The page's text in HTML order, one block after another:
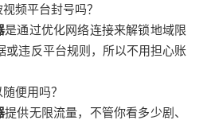
频平台封号吗？
是通过优化网络连接来解锁地域限
或违反平台规则，所以不用担心账
便用吗？
提供无限流量，不管你看多少剧、